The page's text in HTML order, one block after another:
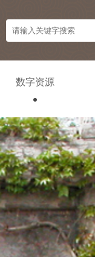
数字资源